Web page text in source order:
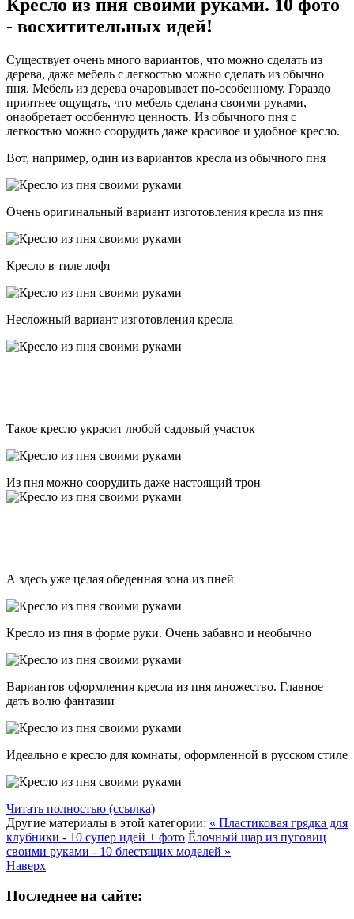
Кресло из пня своими руками. 10 фото
- восхитительных идей!
Существует очень много вариантов, что можно сделать из
дерева, даже мебель с легкостью можно сделать из обычно
пня. Мебель из дерева очаровывает по-особенному. Гораздо
приятнее ощущать, что мебель сделана своими руками,
онаобретает особенную ценность. Из обычного пня с
легкостью можно соорудить даже красивое и удобное кресло.
Вот, например, один из вариантов кресла из обычного пня
Очень оригинальный вариант изготовления кресла из пня
Кресло в тиле лофт
Несложный вариант изготовления кресла
Такое кресло украсит любой садовый участок
Из пня можно соорудить даже настоящий трон
А здесь уже целая обеденная зона из пней
Кресло из пня в форме руки. Очень забавно и необычно
Вариантов оформления кресла из пня множество. Главное
дать волю фантазии
Идеально е кресло для комнаты, оформленной в русском стиле
Читать полностью (ссылка)
Другие материалы в этой категории: « Пластиковая грядка для
клубники - 10 супер идей + фото Ёлочный шар из пуговиц
своими руками - 10 блестящих моделей »
Наверх
Последнее на сайте: